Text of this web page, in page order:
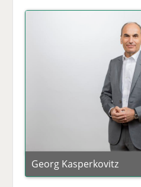
Georg Kasperkovitz